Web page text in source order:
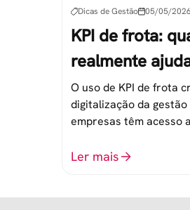
Dicas de Gestão 05/05/2026
KPI de frota:
realmente
decisão
O uso de KPI de frota
digitalização da
empresas têm acesso
manutenção,
Ler mais